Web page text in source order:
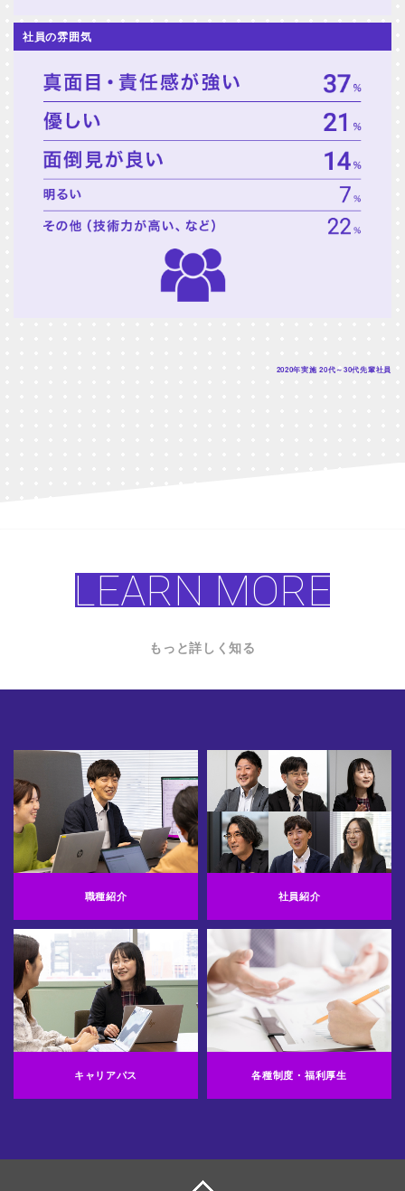
社員の雰囲気
2020年実施 20代～30代先輩社員
LEARN MORE
もっと詳しく知る
職種紹介 社員紹介
キャリアパス 各種制度・福利厚生